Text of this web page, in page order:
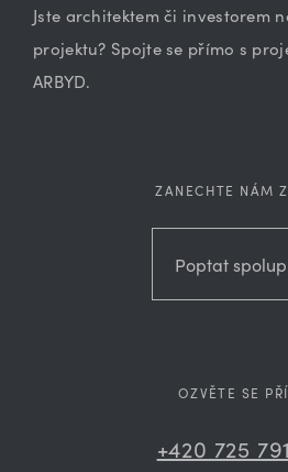
Jste architektem či investorem
projektu? Spojte se přímo s
ARBYD.
ZANECHTE NÁM
Poptat
OZVĚTE SE
+420 725